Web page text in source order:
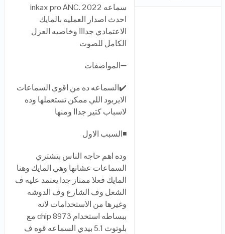
سماعه inkax pro ANC. 2022
احدث اصدار العمليه بالمايك
الاعتمادي جدااا وخاصيه العزل
الكامل للصوت
➖المواصفات
✔️السماعه ده من اقوي السماعات
الايربود اللي ممكن تستعملها وده
لاسباب كتير جداا ومنها
◾️السبب الاول
وده اهم حاجه الناس بتشتري
السماعات عشانها وهي المايك وهنا
المايك فعلا ممتاز جدا يعتمد عليه ف
الشغل وف الشارع وف الدوشه
وغيرها من الاستخدامات لانه
ببساطه استخدام chip 8973 مع
بلوتوث 5.1 بيدي السماعه قوه ف